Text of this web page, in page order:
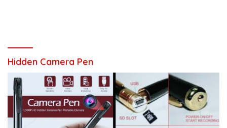
Hidden Camera Pen